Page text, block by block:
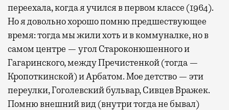
переехала, когда я учился в первом классе (1964).
Но я довольно хорошо помню предшествующее
время: тогда мы жили хоть и в коммуналке, но в
самом центре — угол Староконюшенного и
Гагаринского, между Пречистенкой (тогда —
Кропоткинской) и Арбатом. Мое детство — эти
переулки, Гоголевский бульвар, Сивцев Вражек.
Помню внешний вид (внутри тогда не бывал)